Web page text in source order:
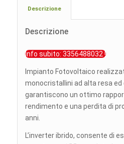
Descrizione
Descrizione
Info subito: 3356488032 !
Impianto Fotovoltaico
monocristallini ad alta resa ed
garantiscono un ottimo
rendimento e una perdita di
anni.
L’inverter ibrido, consente di